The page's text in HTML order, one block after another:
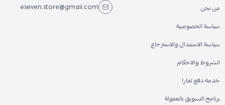
من نحن
سياسة الخصوصية
سياسة الاستبدال والاسترجاع
الشروط والاحكام
خدمة دفع تمارا
برنامج التسويق بالعمولة
eseven.store@gmail.com